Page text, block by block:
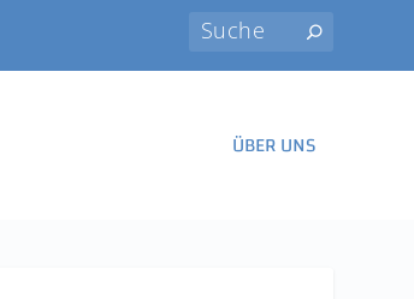
ÜBER UNS